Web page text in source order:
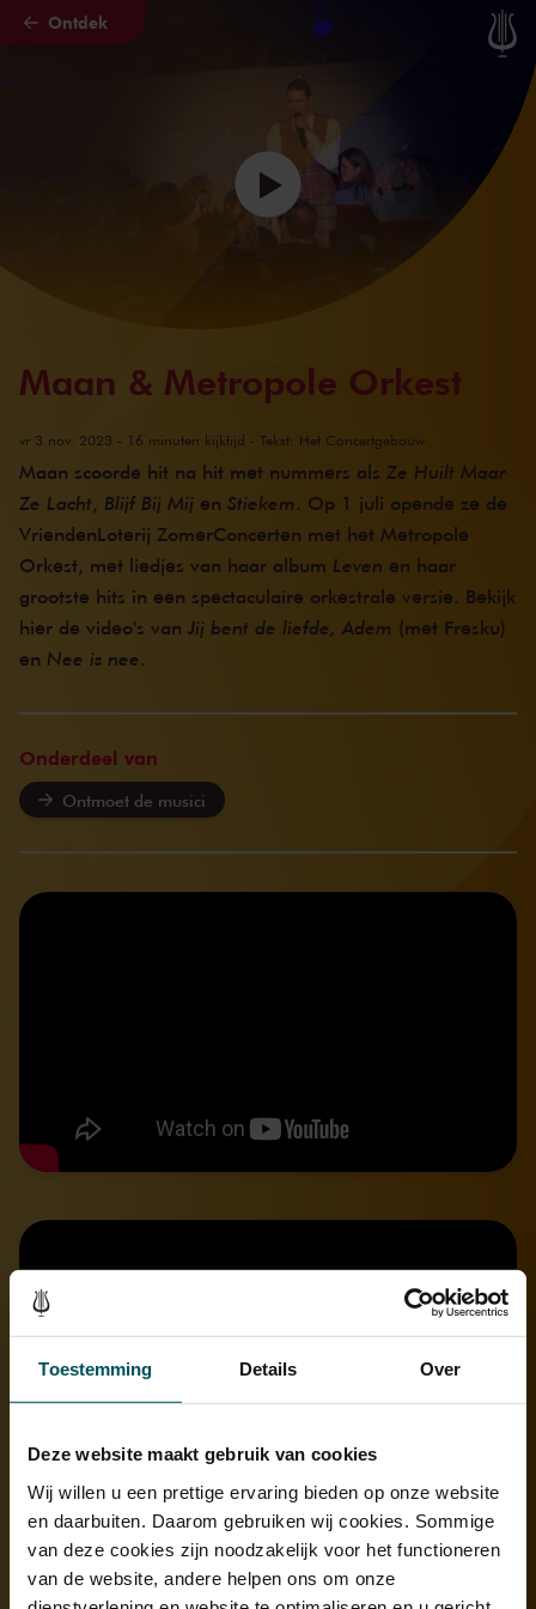
Toestemming Details Over
Deze website maakt gebruik van cookies
Wij willen u een prettige ervaring bieden op onze website
en daarbuiten. Daarom gebruiken wij cookies. Sommige
van deze cookies zijn noodzakelijk voor het functioneren
van de website, andere helpen ons om onze
Naar hoofdcontent
Ontdek
Maan & Metropole Orkest
vr 3 nov. 2023 - 16 minuten kijktijd - Tekst: Het Concertgebouw
Maan scoorde hit na hit met nummers als Ze Huilt Maar
Ze Lacht, Blijf Bij Mij en Stiekem. Op 1 juli opende ze de
VriendenLoterij ZomerConcerten met het Metropole
Orkest, met liedjes van haar album Leven en haar
grootste hits in een spectaculaire orkestrale versie. Bekijk
hier de video's van Jij bent de liefde, Adem (met Fresku)
en Nee is nee.
Onderdeel van
Ontmoet de musici